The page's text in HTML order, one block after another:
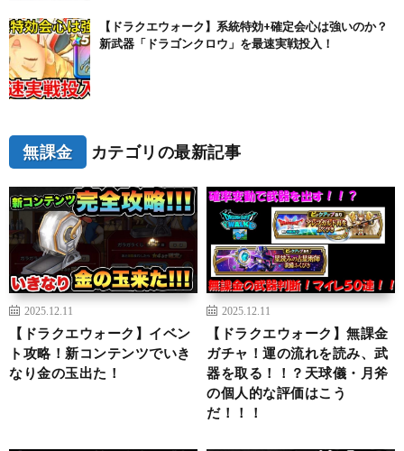
【ドラクエウォーク】系統特効+確定会心は強いのか？
新武器「ドラゴンクロウ」を最速実戦投入！
無課金 カテゴリの最新記事
2025.12.11
【ドラクエウォーク】イベン
ト攻略！新コンテンツでいき
なり金の玉出た！
2025.12.11
【ドラクエウォーク】無課金
ガチャ！運の流れを読み、武
器を取る！！？天球儀・月斧
の個人的な評価はこう
だ！！！